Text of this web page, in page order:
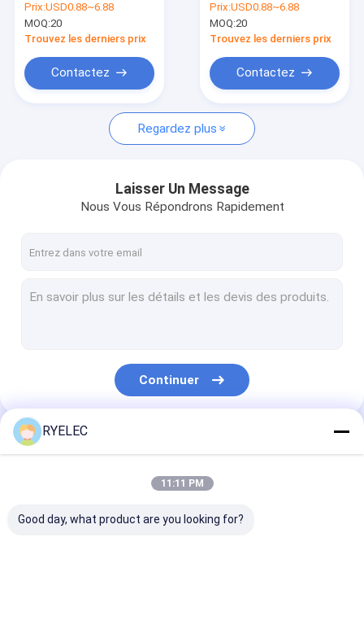
nouvelles
Cas
Demandez une citation
Câble équipé de LVDS
assemblages de câbles personnalisés
Le harnais de câblage industriel
Cable FFC FPC
de Molex avec le
câble d'extension de
lancement de 4.2mm
Prix:USD0.88~6.88
MOQ:20
Trouvez les derniers prix
Contactez
femelle avec le
lancement du
connecteur 1.25mm
Prix:USD0.88~6.88
MOQ:20
Trouvez les derniers prix
Contactez
Regardez plus
Laisser Un Message
Nous Vous Répondrons Rapidement
Continuer
Nos Catégories
RYELEC
11:11 PM
Good day, what product are you looking for?